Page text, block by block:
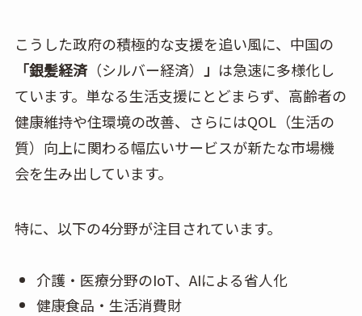
こうした政府の積極的な支援を追い風に、中国の
「銀髪経済（シルバー経済） 」 は急速に多様化し
ています。単なる生活支援にとどまらず、高齢者の
健康維持や住環境の改善、さらにはQOL（生活の
質）向上に関わる幅広いサービスが新たな市場機
会を生み出しています。
特に、以下の4分野が注目されています。
介護・医療分野のIoT、AIによる省人化
健康食品・生活消費財